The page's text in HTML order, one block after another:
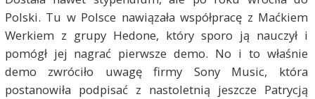
Polski. Tu w Polsce nawiązała współpracę z Maćkiem
Werkiem z grupy Hedone, który sporo ją nauczył i
pomógł jej nagrać pierwsze demo. No i to właśnie
demo zwróciło uwagę firmy Sony Music, która
postanowiła podpisać z nastoletnią jeszcze Patrycją